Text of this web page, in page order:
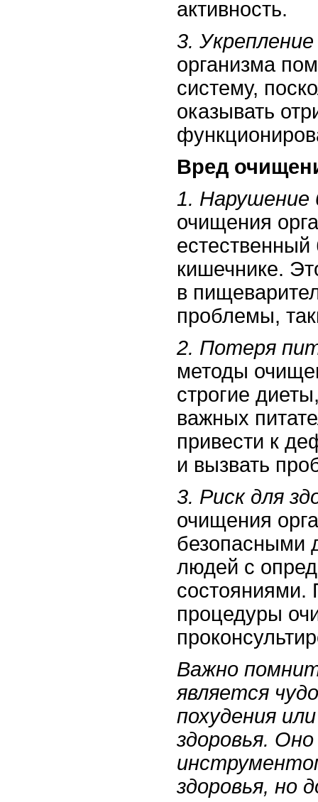
активность.
3.
организма
систему,
оказывать
Вред
1. Нарушение
очищения
кишечнике.
в
проблемы,
2. Потеря
методы
строгие
важных
привести к
и вызвать
3. Риск для
очищения
безопасными
людей с
состояниями.
процедуры
Важно
является
похудения
здоровья.
здоровья, но